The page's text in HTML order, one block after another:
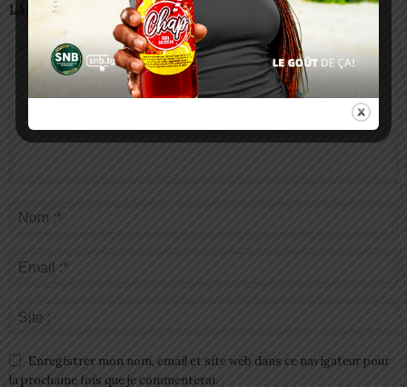
LAISSER UN COMMENTAIRE
Enregistrer mon nom, email et site web dans ce navigateur pour
la prochaine fois que je commenterai.